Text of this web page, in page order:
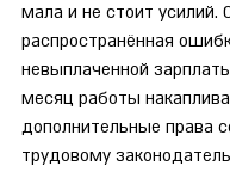
мала и не стоит усилий.
распространённая
невыплаченной
месяц работы
дополнительные права
трудовому